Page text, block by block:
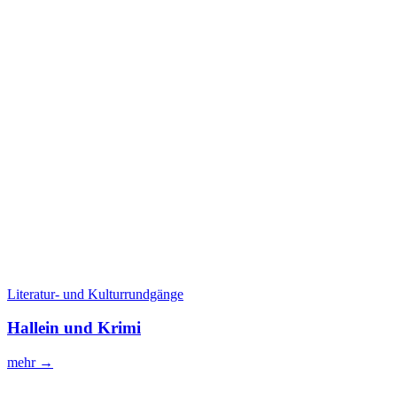
Literatur- und Kulturrundgänge
Hallein und Krimi
mehr →